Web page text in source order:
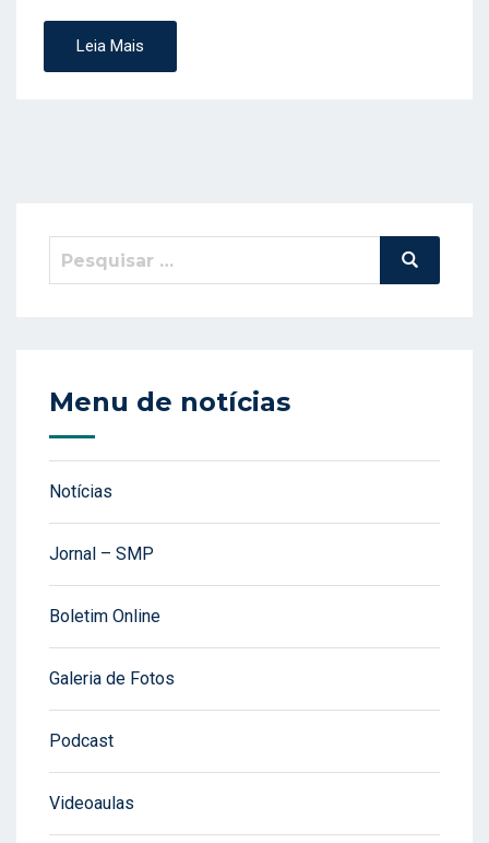
Leia Mais
Pesquisar
Pesquisa
Menu de notícias
Notícias
Jornal – SMP
Boletim Online
Galeria de Fotos
Podcast
Videoaulas